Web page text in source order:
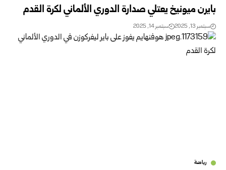
بايرن ميونيخ يعتلي صدارة الدوري الألماني لكرة القدم
سبتمبر 13, 2025 سبتمبر 14, 2025
رياضة